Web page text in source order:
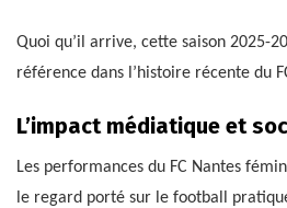
Quoi qu’il arrive, cette saison 2025-
référence dans l’histoire récente du
L’impact médiatique et
Les performances du FC Nantes
le regard porté sur le football